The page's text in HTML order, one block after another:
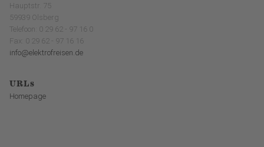
Hauptstr. 75
59939 Olsberg
Telefoon: 0 29 62 - 97 16 0
Fax: 0 29 62 - 97 16 16
info@elektrofreisen.de
URLs
Homepage